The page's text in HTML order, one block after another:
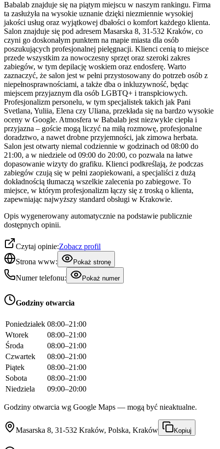
Babalab znajduje się na piątym miejscu w naszym rankingu. Firma
ta zasłużyła na wysokie uznanie dzięki niezmiennie wysokiej
jakości usług oraz wyjątkowej dbałości o komfort każdego klienta.
Salon znajduje się pod adresem Masarska 8, 31-532 Kraków, co
czyni go doskonałym punktem na mapie miasta dla osób
poszukujących profesjonalnej pielęgnacji. Klienci cenią to miejsce
przede wszystkim za nowoczesny sprzęt oraz szeroki zakres
zabiegów, w tym depilację woskiem oraz endosferę. Warto
zaznaczyć, że salon jest w pełni przystosowany do potrzeb osób z
niepełnosprawnościami, a także dba o inkluzywność, będąc
miejscem przyjaznym dla osób LGBTQ+ i transpłciowych.
Profesjonalizm personelu, w tym specjalistek takich jak Pani
Svetlana, Yuliia, Elena czy Uliana, przekłada się na bardzo wysokie
oceny w Google. Atmosfera w Babalab jest niezwykle ciepła i
przyjazna – goście mogą liczyć na miłą rozmowę, profesjonalne
doradztwo, a nawet drobne przyjemności, jak zimowa herbata.
Salon jest otwarty niemal codziennie w godzinach od 08:00 do
21:00, a w niedziele od 09:00 do 20:00, co pozwala na łatwe
dopasowanie wizyty do grafiku. Klienci podkreślają, że podczas
zabiegów czują się w pełni zaopiekowani, a specjaliści z dużą
dokładnością tłumaczą wszelkie zalecenia po zabiegowe. To
miejsce, w którym profesjonalizm łączy się z troską o klienta,
zapewniając najwyższy standard obsługi w Krakowie.
Opis wygenerowany automatycznie na podstawie publicznie
dostępnych opinii.
Czytaj opinie:Zobacz profil
Strona www:
Pokaż stronę
Numer telefonu: Pokaż numer
Godziny otwarcia
Poniedziałek 08:00–21:00
Wtorek
08:00–21:00
Środa
08:00–21:00
Czwartek
08:00–21:00
Piątek
08:00–21:00
Sobota
08:00–21:00
Niedziela
09:00–20:00
Godziny otwarcia wg Google Maps — mogą być nieaktualne.
Masarska 8, 31-532 Kraków, Polska, Kraków Kopiuj